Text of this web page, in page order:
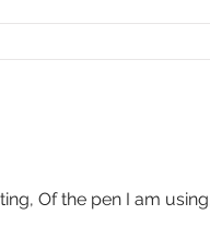
Of the pen I am